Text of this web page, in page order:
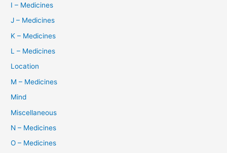
I – Medicines
J – Medicines
K – Medicines
L – Medicines
Location
M – Medicines
Mind
Miscellaneous
N – Medicines
O – Medicines